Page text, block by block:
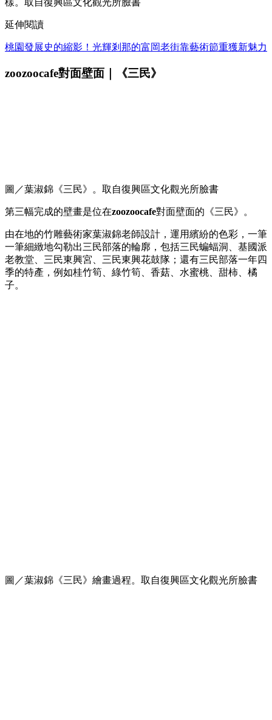
樣。取自復興區文化觀光所臉書
延伸閱讀
桃園發展史的縮影！光輝剎那的富岡老街靠藝術節重獲新魅力
zoozoocafe對面壁面｜《三民》
圖／葉淑錦《三民》。取自復興區文化觀光所臉書
第三幅完成的壁畫是位在zoozoocafe對面壁面的《三民》。
由在地的竹雕藝術家葉淑錦老師設計，運用繽紛的色彩，一筆
一筆細緻地勾勒出三民部落的輪廓，包括三民蝙蝠洞、基國派
老教堂、三民東興宮、三民東興花鼓隊；還有三民部落一年四
季的特產，例如桂竹筍、綠竹筍、香菇、水蜜桃、甜柿、橘
子。
圖／葉淑錦《三民》繪畫過程。取自復興區文化觀光所臉書